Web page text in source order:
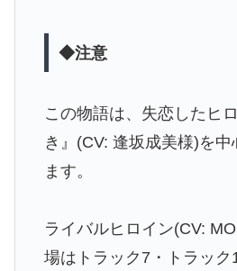
◆注意
この物語は、失恋したヒ
き』(CV: 逢坂成美様)を
ます。
ライバルヒロイン(CV:
場はトラック7・トラック